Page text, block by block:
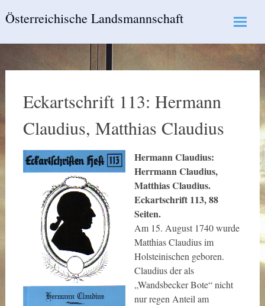
toÖsterreichische Landsmannschaft
Eckartschrift 113: Hermann
Claudius, Matthias Claudius
Hermann Claudius:
Herrmann Claudius,
Matthias Claudius.
Eckartschrift 113, 88
Seiten.
Am 15. August 1740 wurde
Matthias Claudius im
Holsteinischen geboren.
Claudius der als
„Wandsbecker Bote“ nicht
nur regen Anteil am